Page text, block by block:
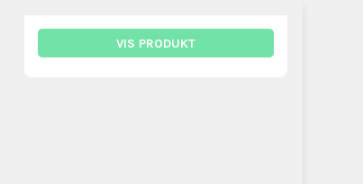
VIS PRODUKT